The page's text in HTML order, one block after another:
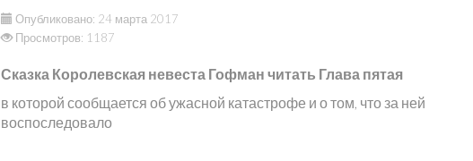
Опубликовано: 24 марта 2017
Просмотров: 1187
Сказка Королевская невеста Гофман читать Глава пятая
в которой сообщается об ужасной катастрофе и о том, что за ней
воспоследовало